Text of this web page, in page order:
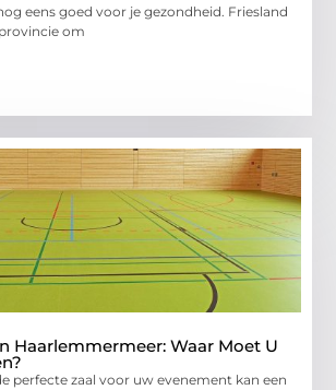
eens goed voor je gezondheid. Friesland
om
Haarlemmermeer: Waar Moet U
perfecte zaal voor uw evenement kan een